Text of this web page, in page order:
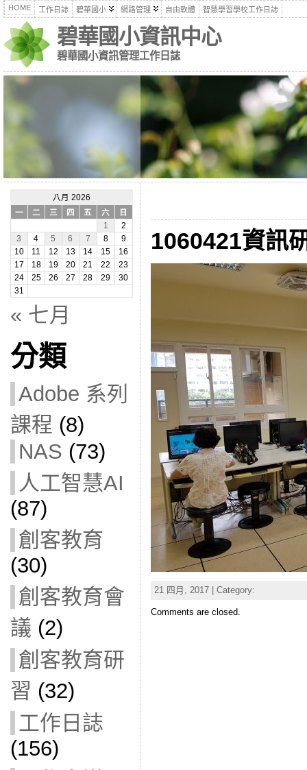
HOME 工作日誌 碧華國小 網路管理 自由軟體 智慧學習學校工作日誌
碧華國小資訊中心
碧華國小資訊管理工作日誌
八月 2026
一
二 三 四 五 六
日
1
2
3
4 5 6 7 8
9
10
11 12 13 14 15
16
17
18 19 20 21 22
23
24
25 26 27 28 29
30
31
« 七月
分類
Adobe 系列
課程 (8)
NAS (73)
人工智慧AI
(87)
創客教育
(30)
創客教育會
議 (2)
創客教育研
習 (32)
工作日誌
(156)
1060421資訊
21 四月, 2017 | Category:
Comments are closed.